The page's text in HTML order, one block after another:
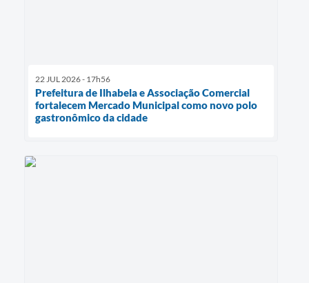
22 JUL 2026 - 17h56
Prefeitura de Ilhabela e Associação Comercial
fortalecem Mercado Municipal como novo polo
gastronômico da cidade